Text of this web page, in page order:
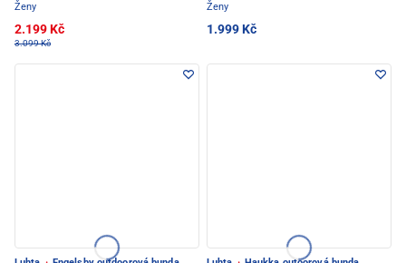
Ženy
2.199 Kč
3.099 Kč
Ženy
1.999 Kč